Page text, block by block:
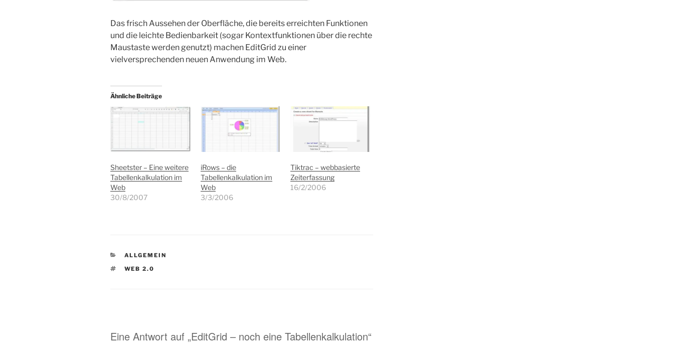
Das frisch Aussehen der Oberfläche, die bereits erreichten Funktionen
und die leichte Bedienbarkeit (sogar Kontextfunktionen über die rechte
Maustaste werden genutzt) machen EditGrid zu einer
vielversprechenden neuen Anwendung im Web.
Ähnliche Beiträge
Sheetster – Eine weitere
Tabellenkalkulation im
Web
30/8/2007
iRows – die
Tabellenkalkulation im
Web
3/3/2006
Tiktrac – webbasierte
Zeiterfassung
16/2/2006
KATEGORIEN
ALLGEMEIN
SCHLAGWÖRTER
WEB 2.0
Eine Antwort auf „EditGrid – noch eine Tabellenkalkulation“